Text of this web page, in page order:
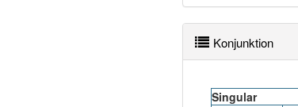
Konjunktion
Singular